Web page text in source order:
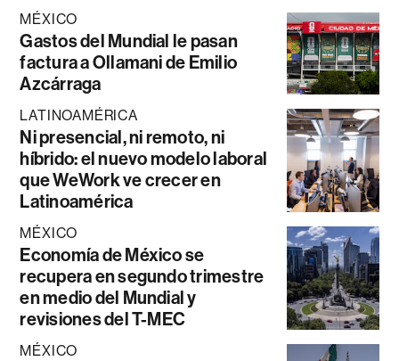
MÉXICO
Gastos del Mundial le pasan
factura a Ollamani de Emilio
Azcárraga
LATINOAMÉRICA
Ni presencial, ni remoto, ni
híbrido: el nuevo modelo laboral
que WeWork ve crecer en
Latinoamérica
MÉXICO
Economía de México se
recupera en segundo trimestre
en medio del Mundial y
revisiones del T-MEC
MÉXICO